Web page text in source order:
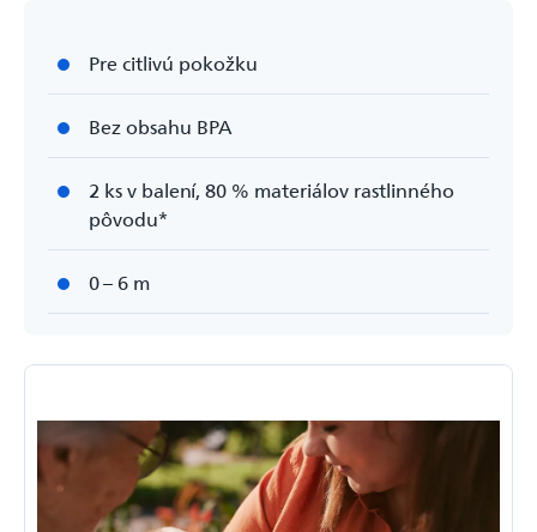
Pre citlivú pokožku
Bez obsahu BPA
2 ks v balení, 80 % materiálov rastlinného
pôvodu*
0 – 6 m